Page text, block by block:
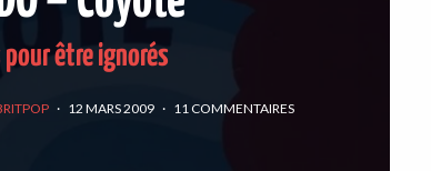
pour être ignorés
· 12 MARS 2009 · 11 COMMENTAIRES